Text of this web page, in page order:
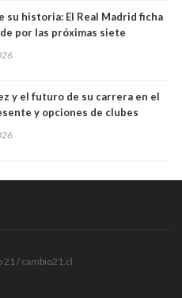
su historia: El Real Madrid ficha
por las próximas siete
y el futuro de su carrera en el
y opciones de clubes
21 / cambio21.cl